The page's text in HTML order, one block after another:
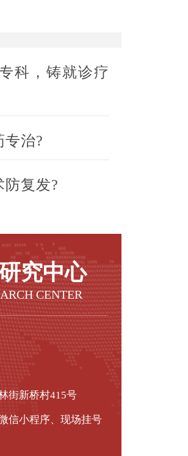
科，铸就诊疗
专治?
复发?
究中心
CENTER
街新桥村415号
信小程序、现场挂号